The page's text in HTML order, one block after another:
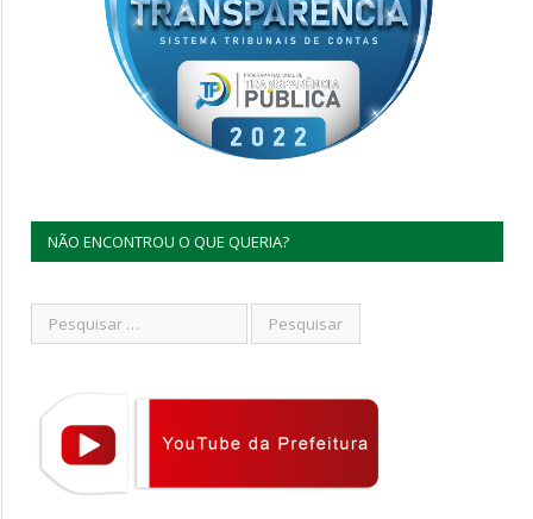
NÃO ENCONTROU O QUE QUERIA?